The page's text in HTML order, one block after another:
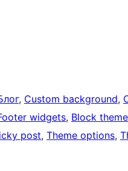
, Custom background,
widgets, Block
post, Theme options,